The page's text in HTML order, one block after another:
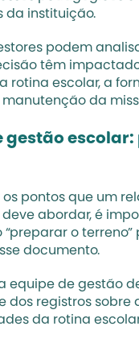
da instituição.
podem
têm
rotina escolar, a
da
gestão
os pontos que um
abordar, é
o terreno”
documento.
equipe de gestão
dos registros sobre
da rotina